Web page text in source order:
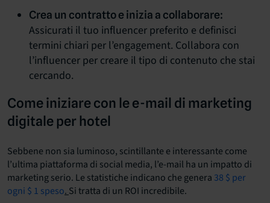
Crea un contratto e inizia a collaborare:
Assicurati il tuo influencer preferito e definisci
termini chiari per l’engagement. Collabora con
l’influencer per creare il tipo di contenuto che stai
cercando.
Come iniziare con le e-mail di marketing
digitale per hotel
Sebbene non sia luminoso, scintillante e interessante come
l’ultima piattaforma di social media, l’e-mail ha un impatto di
marketing serio. Le statistiche indicano che genera 38 $ per
ogni $ 1 speso. Si tratta di un ROI incredibile.